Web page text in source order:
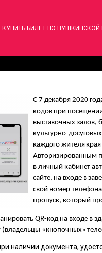
КУПИТЬ БИЛЕТ ПО ПУШКИНСКОЙ
С 7 декабря 2020
кодов при
выставочных залов,
культурно-
каждого жителя
Авторизированным
в личный кабинет
сайте, на входе в
свой номер
пропуск, который
QR-код на входе в
«кнопочных»
наличии документа,